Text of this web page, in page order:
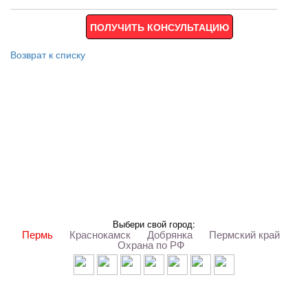
ПОЛУЧИТЬ КОНСУЛЬТАЦИЮ
Возврат к списку
Выбери свой город:
Пермь Краснокамск Добрянка Пермский край
Охрана по РФ